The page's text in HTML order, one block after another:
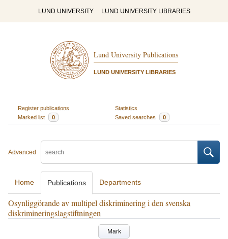
LUND UNIVERSITY LUND UNIVERSITY LIBRARIES
Lund University Publications
LUND UNIVERSITY LIBRARIES
Register publications
Statistics
Marked list
0 Saved searches 0
Advanced
Home Publications Departments
Osynliggörande av multipel diskriminering i den svenska
diskrimineringslagstiftningen
Mark